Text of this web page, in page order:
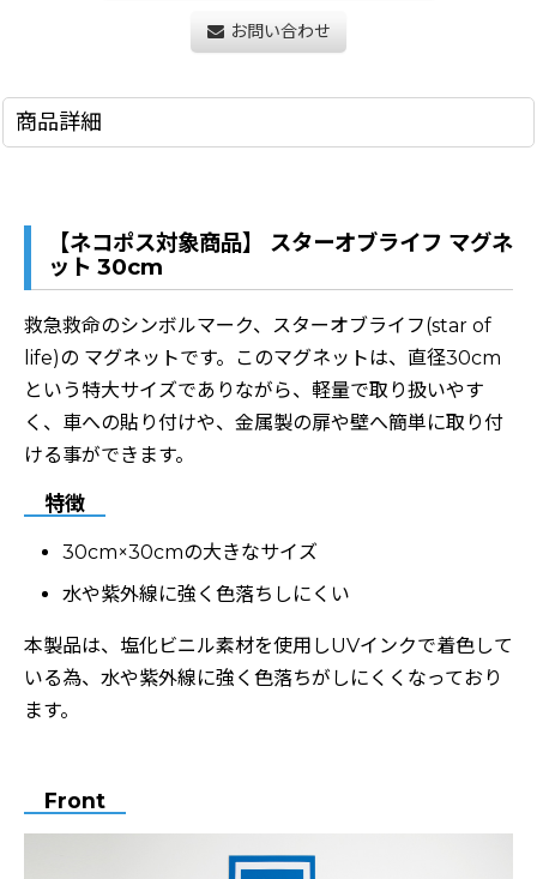
お問い合わせ
商品詳細
【ネコポス対象商品】 スターオブライフ マグネ
ット 30cm
救急救命のシンボルマーク、スターオブライフ(star of
life)の マグネットです。このマグネットは、直径30cm
という特大サイズでありながら、軽量で取り扱いやす
く、車への貼り付けや、金属製の扉や壁へ簡単に取り付
ける事ができます。
特徴
30cm×30cmの大きなサイズ
水や紫外線に強く色落ちしにくい
本製品は、塩化ビニル素材を使用しUVインクで着色して
いる為、水や紫外線に強く色落ちがしにくくなっており
ます。
Front